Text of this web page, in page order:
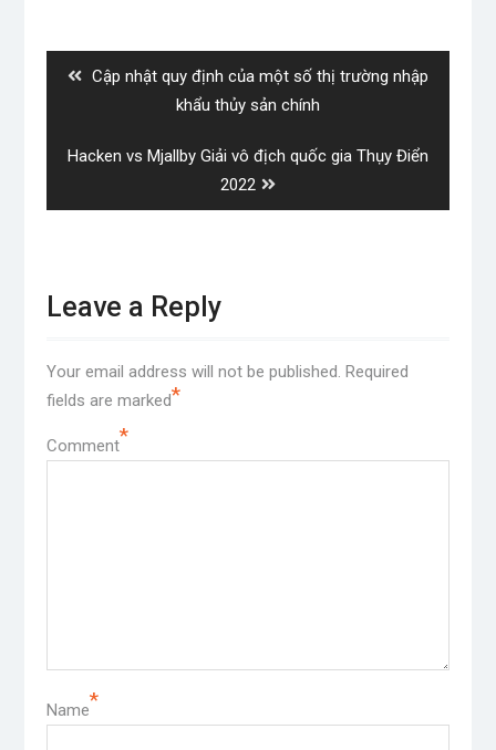
Previous
Cập nhật quy định của một số thị trường nhập
khẩu thủy sản chính
Next
Hacken vs Mjallby Giải vô địch quốc gia Thụy Điển
2022
Leave a Reply
Your email address will not be published. Required
fields are marked*
Comment*
Name*